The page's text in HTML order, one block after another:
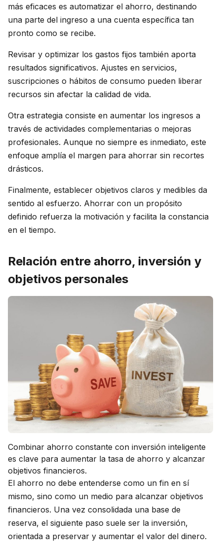
más eficaces es automatizar el ahorro, destinando
una parte del ingreso a una cuenta específica tan
pronto como se recibe.
Revisar y optimizar los gastos fijos también aporta
resultados significativos. Ajustes en servicios,
suscripciones o hábitos de consumo pueden liberar
recursos sin afectar la calidad de vida.
Otra estrategia consiste en aumentar los ingresos a
través de actividades complementarias o mejoras
profesionales. Aunque no siempre es inmediato, este
enfoque amplía el margen para ahorrar sin recortes
drásticos.
Finalmente, establecer objetivos claros y medibles da
sentido al esfuerzo. Ahorrar con un propósito
definido refuerza la motivación y facilita la constancia
en el tiempo.
Relación entre ahorro, inversión y
objetivos personales
Combinar ahorro constante con inversión inteligente
es clave para aumentar la tasa de ahorro y alcanzar
objetivos financieros.
El ahorro no debe entenderse como un fin en sí
mismo, sino como un medio para alcanzar objetivos
financieros. Una vez consolidada una base de
reserva, el siguiente paso suele ser la inversión,
orientada a preservar y aumentar el valor del dinero.